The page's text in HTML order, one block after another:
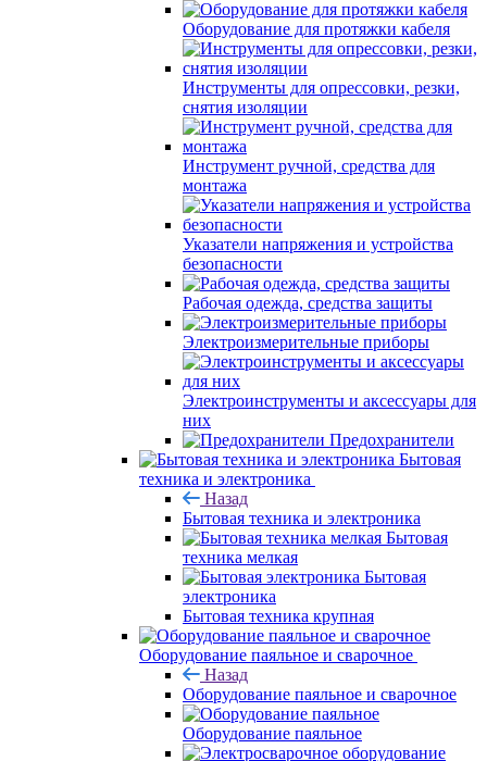
Оборудование для протяжки кабеля
Инструменты для опрессовки, резки,
снятия изоляции
Инструмент ручной, средства для
монтажа
Указатели напряжения и устройства
безопасности
Рабочая одежда, средства защиты
Электроизмерительные приборы
Электроинструменты и аксессуары для
них
Предохранители
Бытовая
техника и электроника
Назад
Бытовая техника и электроника
Бытовая
техника мелкая
Бытовая
электроника
Бытовая техника крупная
Оборудование паяльное и сварочное
Назад
Оборудование паяльное и сварочное
Оборудование паяльное